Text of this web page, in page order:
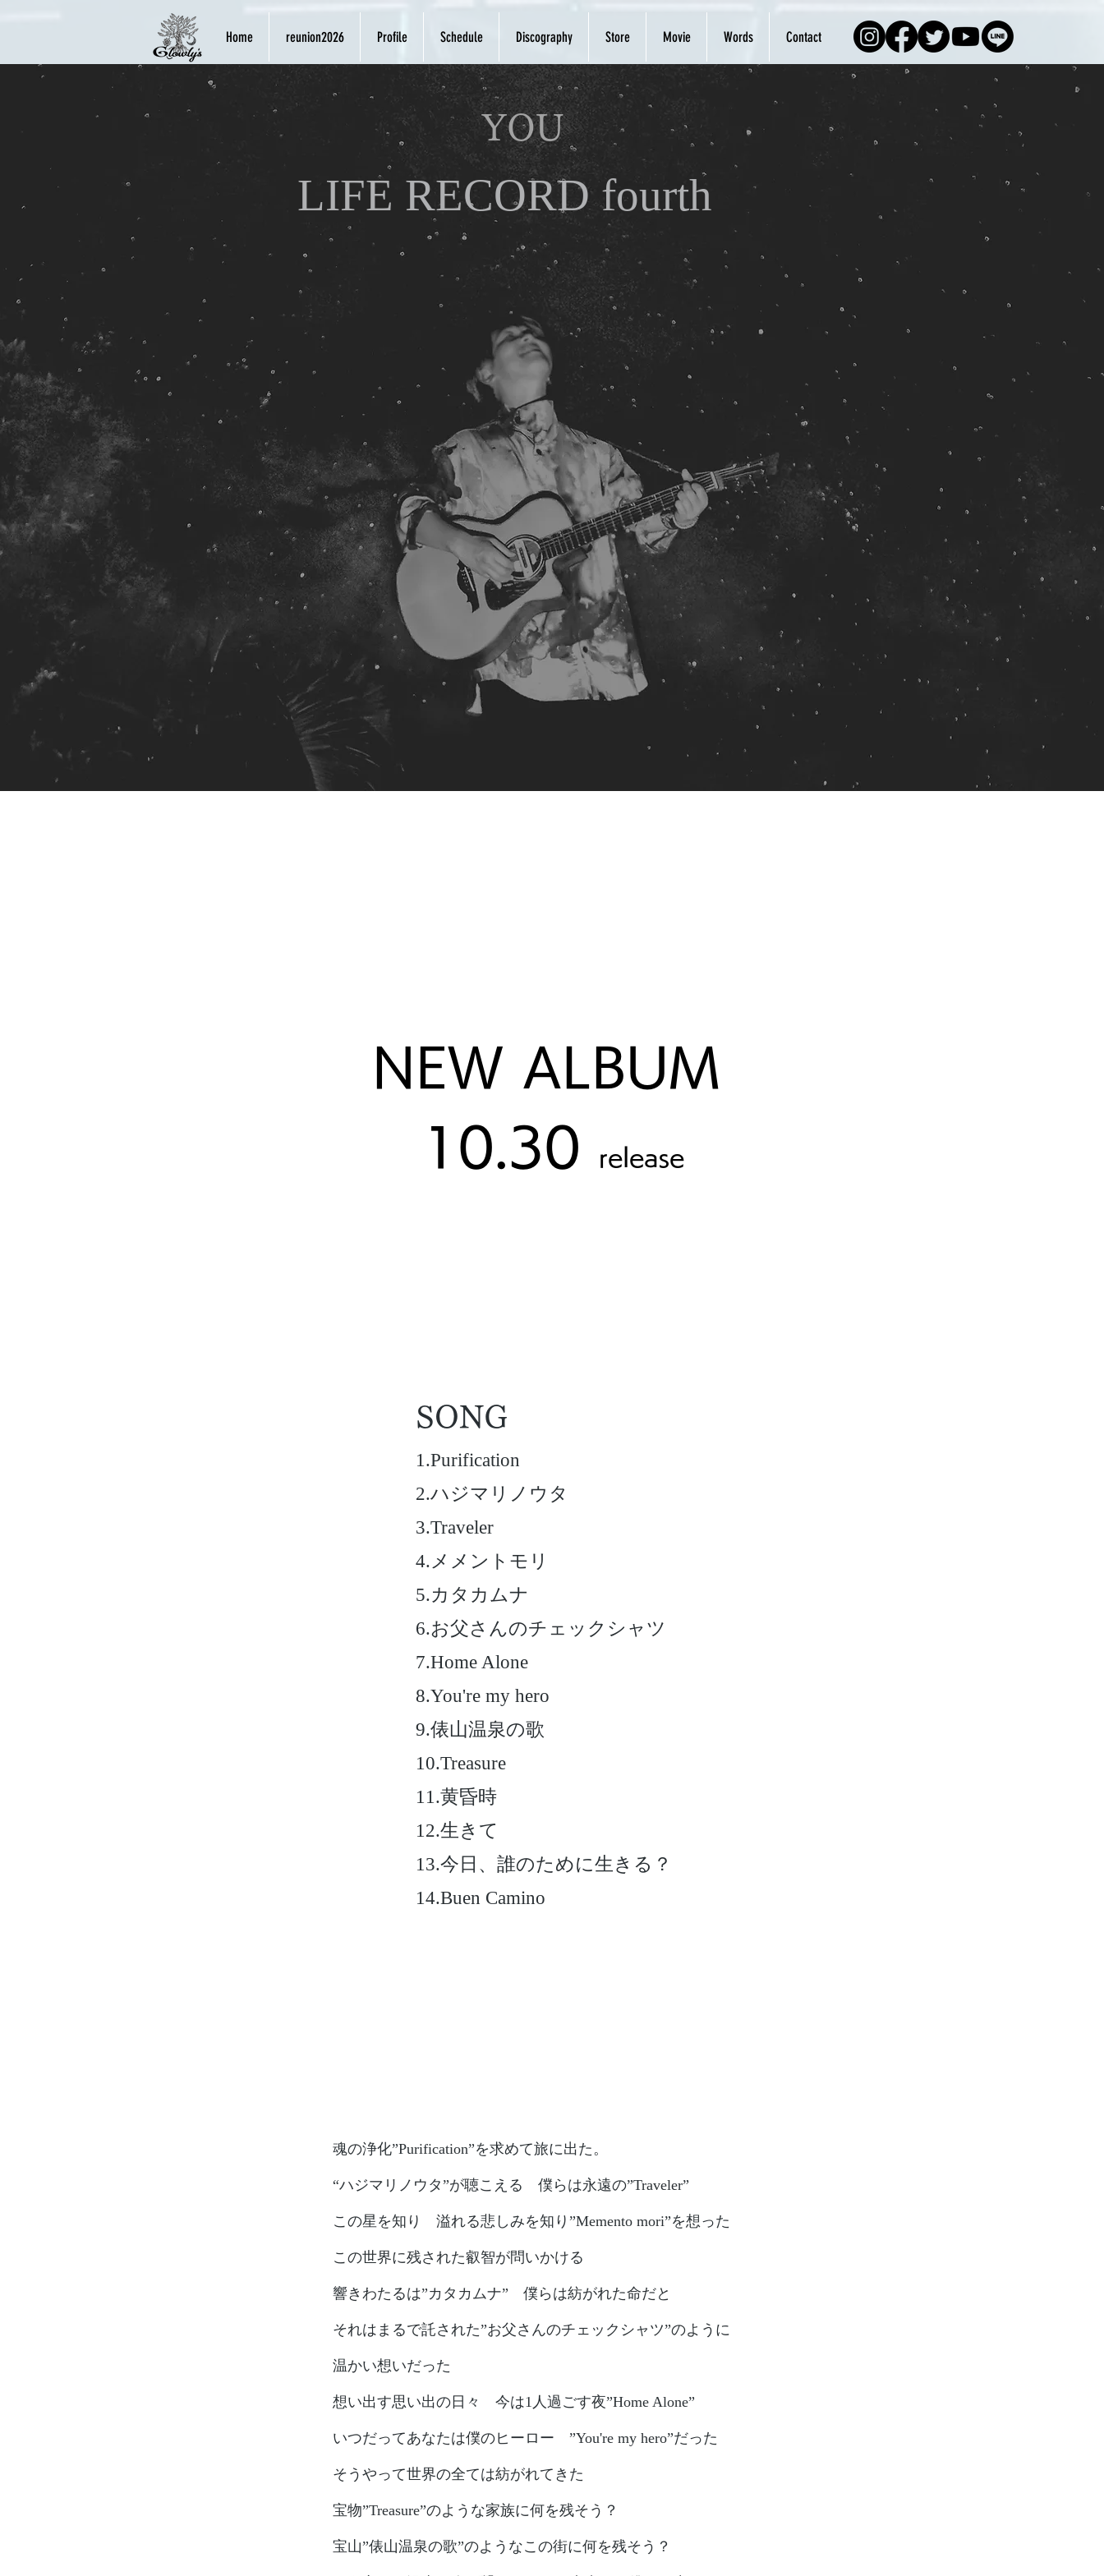
Home reunion2026 Profile Schedule Discography Store Movie Words Contact
YOU
LIFE RECORD fourth
NEW ALBUM
10.30
release
SONG
1.Purification
2.ハジマリノウタ
3.Traveler
4.メメントモリ
5.カタカムナ
6.お父さんのチェックシャツ
7.Home Alone
8.You're my hero
9.俵山温泉の歌
10.Treasure
11.黄昏時
12.生きて
13.今日、誰のために生きる？
14.Buen Camino
魂の浄化”Purification”を求めて旅に出た。
“ハジマリノウタ”が聴こえる 僕らは永遠の”Traveler”
この星を知り 溢れる悲しみを知り”Memento mori”を想った
この世界に残された叡智が問いかける
響きわたるは”カタカムナ” 僕らは紡がれた命だと
それはまるで託された”お父さんのチェックシャツ”のように
温かい想いだった
想い出す思い出の日々 今は1人過ごす夜”Home Alone”
いつだってあなたは僕のヒーロー ”You're my hero”だった
そうやって世界の全ては紡がれてきた
宝物”Treasure”のような家族に何を残そう？
宝山”俵山温泉の歌”のようなこの街に何を残そう？